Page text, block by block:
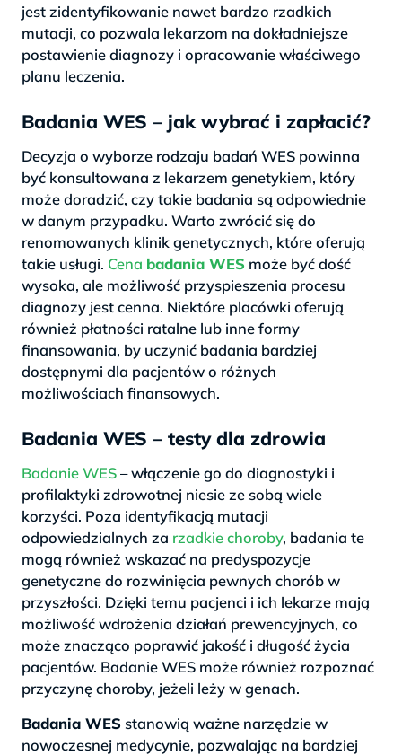
jest zidentyfikowanie nawet bardzo rzadkich
mutacji, co pozwala lekarzom na dokładniejsze
postawienie diagnozy i opracowanie właściwego
planu leczenia.
Badania WES – jak wybrać i zapłacić?
Decyzja o wyborze rodzaju badań WES powinna
być konsultowana z lekarzem genetykiem, który
może doradzić, czy takie badania są odpowiednie
w danym przypadku. Warto zwrócić się do
renomowanych klinik genetycznych, które oferują
takie usługi. Cena badania WES może być dość
wysoka, ale możliwość przyspieszenia procesu
diagnozy jest cenna. Niektóre placówki oferują
również płatności ratalne lub inne formy
finansowania, by uczynić badania bardziej
dostępnymi dla pacjentów o różnych
możliwościach finansowych.
Badania WES – testy dla zdrowia
Badanie WES– włączenie go do diagnostyki i
profilaktyki zdrowotnej niesie ze sobą wiele
korzyści. Poza identyfikacją mutacji
odpowiedzialnych za rzadkie choroby, badania te
mogą również wskazać na predyspozycje
genetyczne do rozwinięcia pewnych chorób w
przyszłości. Dzięki temu pacjenci i ich lekarze mają
możliwość wdrożenia działań prewencyjnych, co
może znacząco poprawić jakość i długość życia
pacjentów. Badanie WES może również rozpoznać
przyczynę choroby, jeżeli leży w genach.
Badania WES stanowią ważne narzędzie w
nowoczesnej medycynie, pozwalając na bardziej